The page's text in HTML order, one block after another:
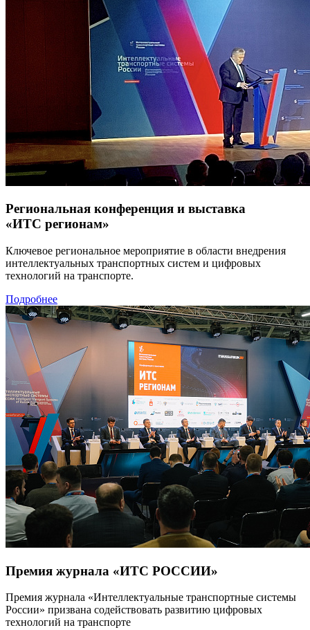
Региональная конференция и выставка
«ИТС регионам»
Ключевое региональное мероприятие в области внедрения
интеллектуальных транспортных систем и цифровых
технологий на транспорте.
Подробнее
Премия журнала «ИТС РОССИИ»
Премия журнала «Интеллектуальные транспортные системы
России» призвана содействовать развитию цифровых
технологий на транспорте